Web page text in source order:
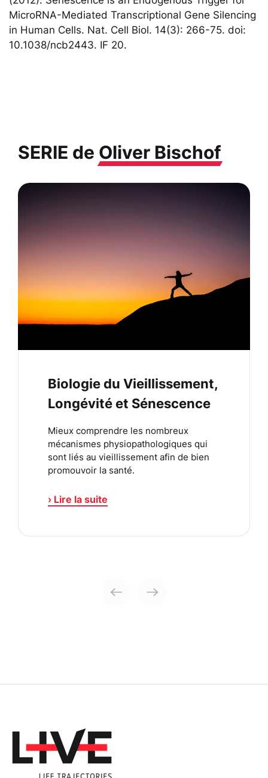
MicroRNA-Mediated Transcriptional Gene Silencing
in Human Cells. Nat. Cell Biol. 14(3): 266-75. doi:
10.1038/ncb2443. IF 20.
SERIE de Oliver Bischof
Biologie du Vieillissement,
Longévité et Sénescence
Mieux comprendre les nombreux
mécanismes physiopathologiques qui
sont liés au vieillissement afin de bien
promouvoir la santé.
› Lire la suite